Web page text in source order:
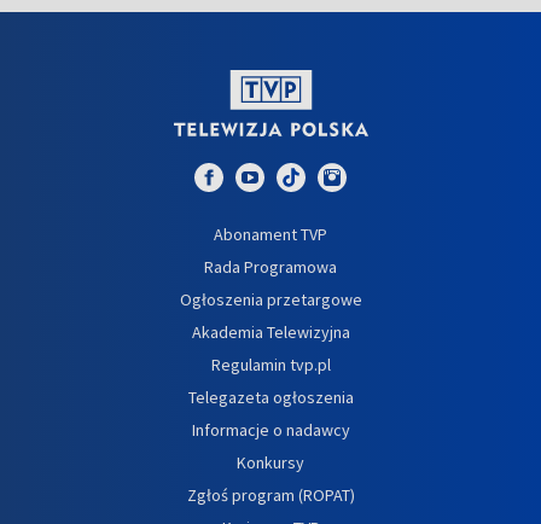
Abonament TVP
Rada Programowa
Ogłoszenia przetargowe
Akademia Telewizyjna
Regulamin tvp.pl
Telegazeta ogłoszenia
Informacje o nadawcy
Konkursy
Zgłoś program (ROPAT)